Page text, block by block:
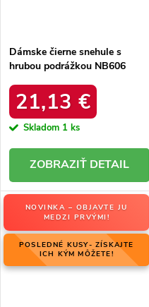
Dámske čierne snehule s
hrubou podrážkou NB606
21,13 €
Skladom 1 ks
DETAIL
NOVINKA – OBJAVTE JU
MEDZI PRVÝMI!
POSLEDNÉ KUSY- ZÍSKAJTE
ICH KÝM MÔŽETE!